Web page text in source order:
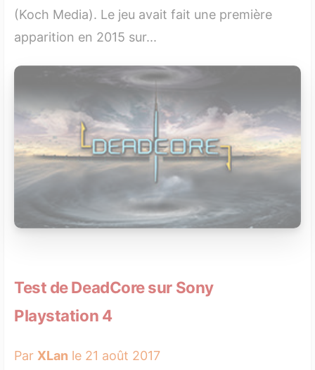
(Koch Media). Le jeu avait fait une première
apparition en 2015 sur...
Test de DeadCore sur Sony
Playstation 4
Par XLan le 21 août 2017